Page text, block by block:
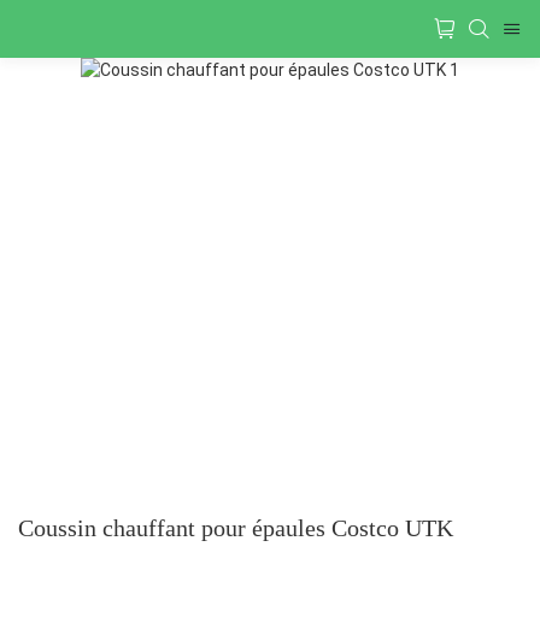
Coussin chauffant pour épaules Costco UTK